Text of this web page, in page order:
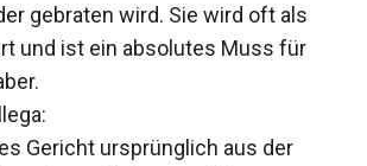
gebraten wird. Sie wird oft als
und ist ein absolutes Muss für
Gericht ursprünglich aus der